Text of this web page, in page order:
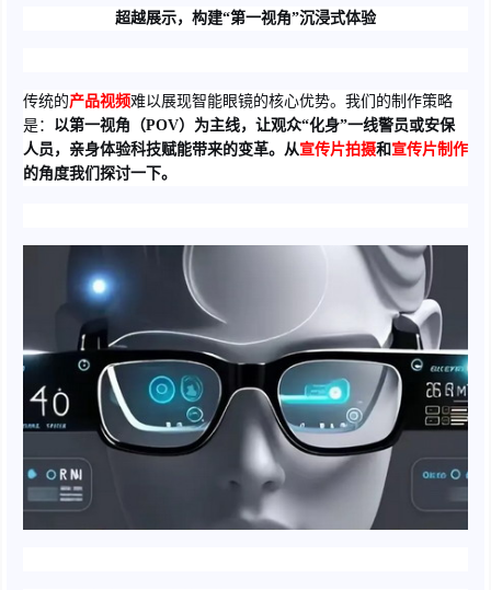
超越展示，构建“第一视角”沉浸式体验
传统的产品视频难以展现智能眼镜的核心优势。我们的制作策略
是： 以第一视角（POV）为主线，让观众“化身”一线警员或安保
人员，亲身体验科技赋能带来的变革。从宣传片拍摄和 宣传片制作
的角度我们探讨一下。